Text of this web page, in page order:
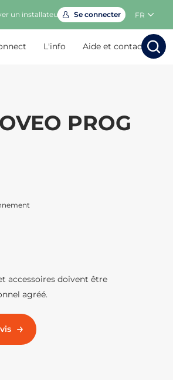
un installateur Se connecter FR
L'info Aide et contact
RechercherRechercher
PROG
accessoires doivent être
agréé.